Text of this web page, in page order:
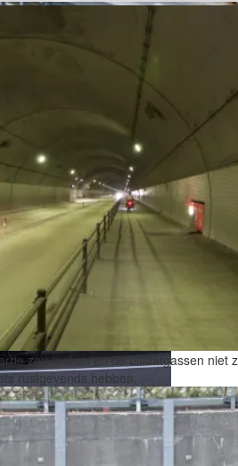
over de brugleuning klimmen voor een
waar de berg ons opslokt.
zou maken en de uitlaatgassen niet
rustgevends hebben.